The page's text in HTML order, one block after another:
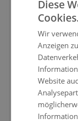
Bezug
CHF 199.99
UVP
Diese
Wir
Anzeigen
Website